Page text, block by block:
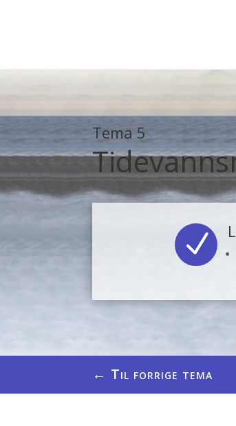
Tema 5
N
← Til forrige tema